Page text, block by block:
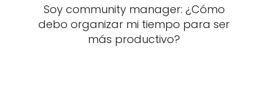
Soy community manager: ¿Cómo
debo organizar mi tiempo para ser
más productivo?